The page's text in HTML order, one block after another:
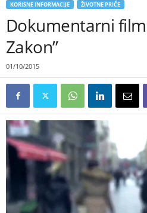
KORISNE INFORMACIJE ŽIVOTNE PRIČE
Dokumentarni film
Zakon”
01/10/2015